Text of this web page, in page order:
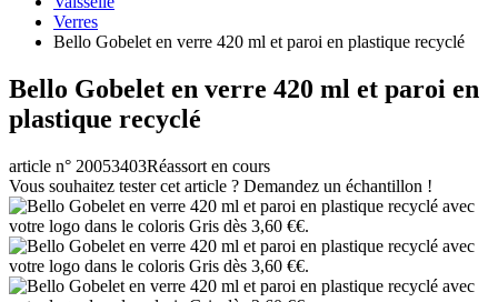
Verres
Bello Gobelet en verre 420 ml et paroi en plastique recyclé
Bello Gobelet en verre 420 ml et paroi en
plastique recyclé
article n° 20053403Réassort en cours
Vous souhaitez tester cet article ? Demandez un échantillon !